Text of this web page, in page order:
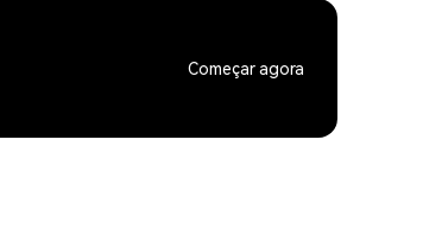
Começar agora